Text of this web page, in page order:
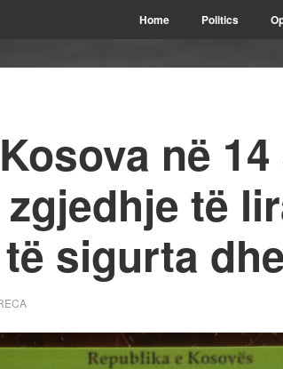
Home Politics
në
zgjedhje të
sigurta